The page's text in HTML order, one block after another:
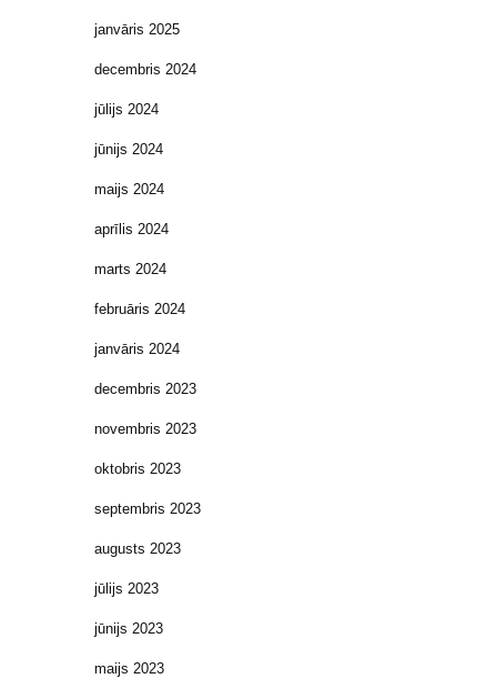
janvāris 2025
decembris 2024
jūlijs 2024
jūnijs 2024
maijs 2024
aprīlis 2024
marts 2024
februāris 2024
janvāris 2024
decembris 2023
novembris 2023
oktobris 2023
septembris 2023
augusts 2023
jūlijs 2023
jūnijs 2023
maijs 2023